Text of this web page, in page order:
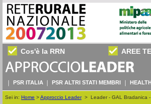
Cos'è la RRN AREE
PSR ITALIA PSR ALTRI STATI MEMBRI
Sei in: Home >Approccio Leader> Leader - GAL Bradanica